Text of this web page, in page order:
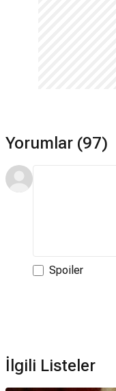
Yorumlar (97)
Spoiler
İlgili Listeler